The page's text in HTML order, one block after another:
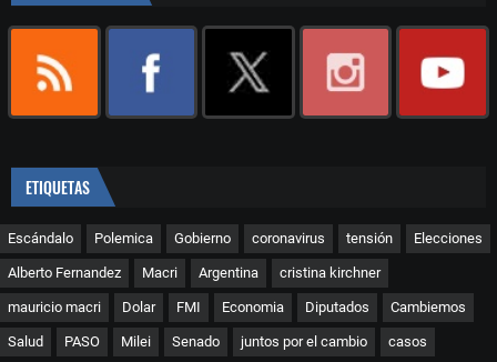
ETIQUETAS
Escándalo Polemica Gobierno coronavirus tensión Elecciones
Alberto Fernandez Macri Argentina cristina kirchner
mauricio macri Dolar FMI Economia Diputados Cambiemos
Salud PASO Milei Senado juntos por el cambio casos